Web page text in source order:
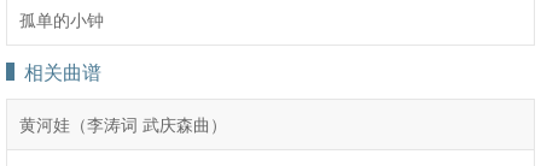
孤单的小钟
相关曲谱
黄河娃（李涛词 武庆森曲）